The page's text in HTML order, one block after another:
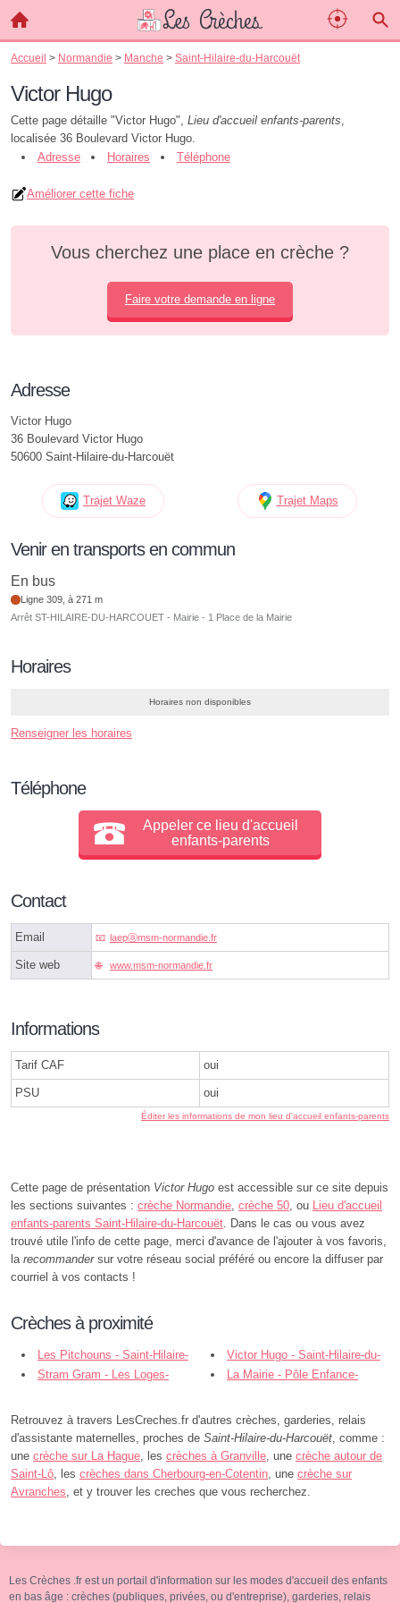
Accueil > Normandie > Manche > Saint-Hilaire-du-Harcouët
Victor Hugo
Cette page détaille "Victor Hugo", Lieu d'accueil enfants-parents,
localisée 36 Boulevard Victor Hugo.
Adresse
Horaires Téléphone
Améliorer cette fiche
Vous cherchez une place en crèche ?
Faire votre demande en ligne
Adresse
Victor Hugo
36 Boulevard Victor Hugo
50600 Saint-Hilaire-du-Harcouët
Trajet Waze Trajet Maps
Venir en transports en commun
En bus
Ligne 309, à 271 m
Arrêt ST-HILAIRE-DU-HARCOUET - Mairie - 1 Place de la Mairie
Horaires
Horaires non disponibles
Renseigner les horaires
Téléphone
Appeler ce lieu d'accueil
enfants-parents
Contact
Email laepⓐmsm-normandie.fr
Site web www.msm-normandie.fr
Informations
Tarif CAF oui
PSU oui
Éditer les informations de mon lieu d'accueil enfants-parents
Cette page de présentation Victor Hugo est accessible sur ce site depuis
les sections suivantes : crèche Normandie, crèche 50, ou Lieu d'accueil
enfants-parents Saint-Hilaire-du-Harcouët. Dans le cas ou vous avez
trouvé utile l'info de cette page, merci d'avance de l'ajouter à vos favoris,
la recommandersur votre réseau social préféré ou encore la diffuser par
courriel à vos contacts !
Crèches à proximité
Les Pitchouns - Saint-Hilaire-
du-Harcouët
Victor Hugo - Saint-Hilaire-du-
Harcouët
Stram Gram - Les Loges-
La Mairie - Pôle Enfance-
Retrouvez à travers LesCreches.fr d'autres crèches, garderies, relais
d'assistante maternelles, proches de Saint-Hilaire-du-Harcouët, comme :
une crèche sur La Hague, les crèches à Granville, une crèche autour de
Saint-Lô, les crèches dans Cherbourg-en-Cotentin, une crèche sur
Avranches, et y trouver les creches que vous recherchez.
Les Crèches .fr est un portail d'information sur les modes d'accueil des enfants
en bas âge : crèches (publiques, privées, ou d'entreprise), garderies, relais